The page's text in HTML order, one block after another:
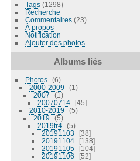
Tags(1298)
Recherche
Commentaires(23)
À propos
Notification
Ajouter des photos
Albums liés
Photos
6
2000-2009
1
2007
1
20070714
45
2010-2019
5
2019
5
2019tr4
5
20191103
38
20191104
138
20191105
104
20191106
52